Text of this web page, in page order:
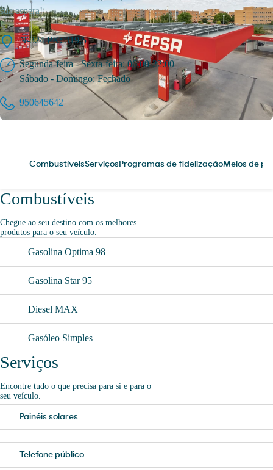
sua espera!
N-324 PK: 319,5
Segunda-feira - Sexta-feira: 06:00-22:00
Sábado - Domingo: Fechado
950645642
CombustíveisServiços Programas de fidelizaçãoMeios de
Combustíveis
Chegue ao seu destino com os melhores
produtos para o seu veículo.
Gasolina Optima 98
Gasolina Star 95
Diesel MAX
Gasóleo Simples
Serviços
Encontre tudo o que precisa para si e para o
seu veículo.
Painéis solares
Telefone público